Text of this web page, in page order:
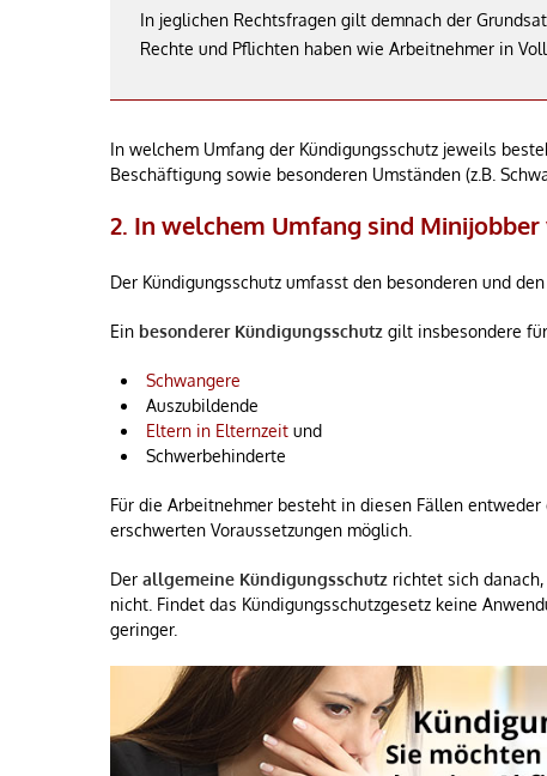
In jeglichen Rechtsfragen gilt demnach der
Rechte und Pflichten haben wie Arbeitnehmer in
In welchem Umfang der Kündigungsschutz jeweils
Beschäftigung sowie besonderen Umständen (z.B.
2. In welchem Umfang sind
Der Kündigungsschutz umfasst den besonderen und
Ein besonderer Kündigungsschutz gilt insbesondere für
Schwangere
Auszubildende
Eltern in Elternzeit und
Schwerbehinderte
Für die Arbeitnehmer besteht in diesen Fällen
erschwerten Voraussetzungen möglich.
Der allgemeine Kündigungsschutz richtet sich
nicht. Findet das Kündigungsschutzgesetz keine
geringer.